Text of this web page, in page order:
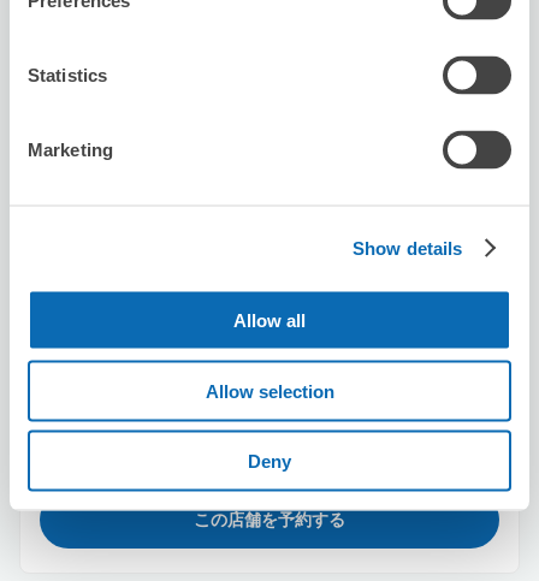
Statistics
Marketing
Show details
Allow all
Allow selection
Deny
銀座きもの いちは 銀座本店
保管できる荷物数
スーツケースサイズ:3 バッグサイズ:2
空き時間
8/6木 8/7金 8/8土 8/9日 8/10月 8/11火 8/12水
この店舗を予約する